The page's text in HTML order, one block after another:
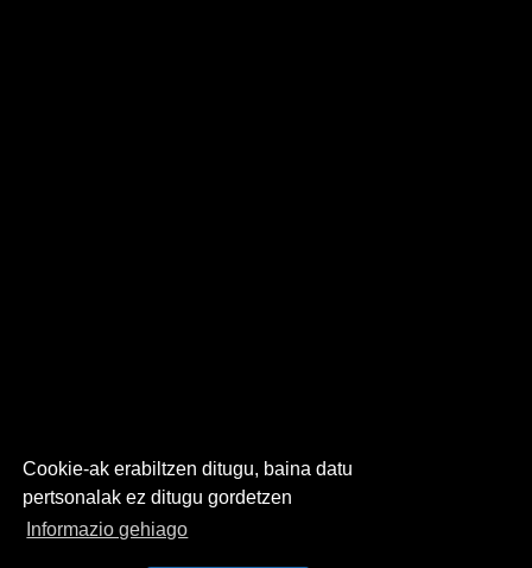
Cookie-ak erabiltzen ditugu, baina datu
pertsonalak ez ditugu gordetzen
Informazio gehiago